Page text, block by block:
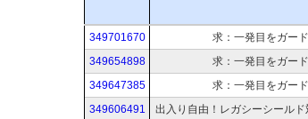
349701670
求：一発目をガー
349654898
求：一発目をガー
349647385
求：一発目をガー
349606491
出入り自由！レガシーシールド